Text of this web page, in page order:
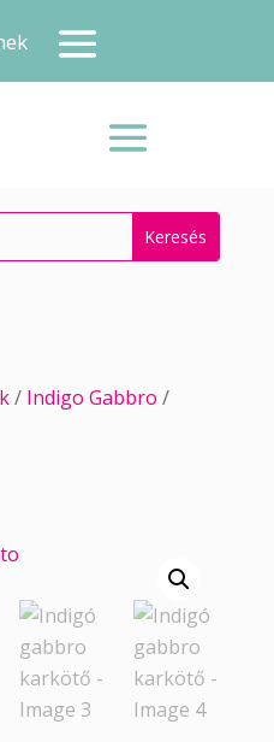
/ Indigo Gabbro /